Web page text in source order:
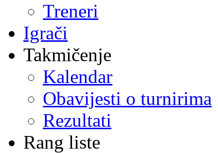
Treneri
Igrači
Takmičenje
Kalendar
Obavijesti o turnirima
Rezultati
Rang liste